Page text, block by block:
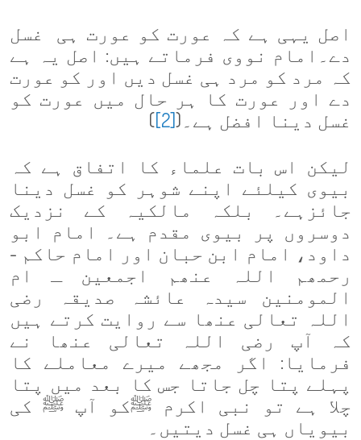
اصل یہی ہے کہ عورت کو عورت ہی غسل
دے۔امام نووی فرماتے ہیں: اصل یہ ہے
کہ مرد کو مرد ہی غسل دیں اور کو عورت
دے اور عورت کا ہر حال میں عورت کو
غسل دینا افضل ہے۔([2]
)
لیکن اس بات علماء کا اتفاق ہے کہ
بیوی کیلئے اپنے شوہر کو غسل دینا
جائزہے۔ بلکہ مالکیہ کے نزدیک
دوسروں پر بیوی مقدم ہے۔ امام ابو
داود، امام ابن حبان اور امام حاکم -
رحمھم اللہ عنھم اجمعین ـ ام
المومنین سیدہ عائشہ صدیقہ رضی
اللہ تعالی عنھا سے روایت کرتے ہیں
کہ آپ رضی اللہ تعالی عنھا نے
فرمایا: اگر مجھے میرے معاملے کا
پہلے پتا چل جاتا جس کا بعد میں پتا
چلا ہے تو نبی اکرم ﷺکو آپ ﷺ کی
بیویاں ہی غسل دیتیں۔